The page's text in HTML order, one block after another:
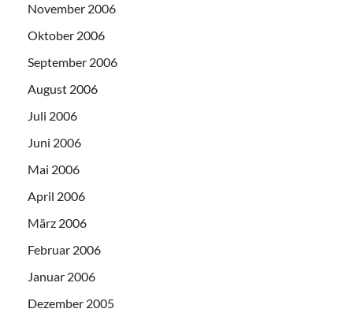
November 2006
Oktober 2006
September 2006
August 2006
Juli 2006
Juni 2006
Mai 2006
April 2006
März 2006
Februar 2006
Januar 2006
Dezember 2005